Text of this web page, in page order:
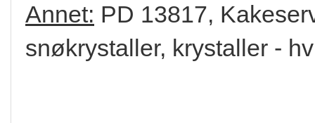
Annet: PD 13817,
snøkrystaller, krystaller -